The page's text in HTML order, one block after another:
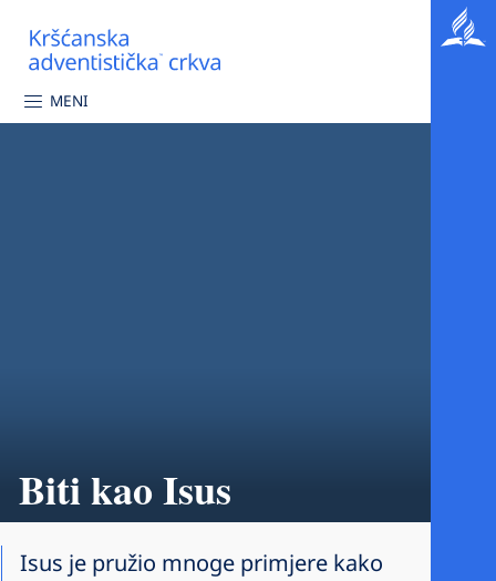
MENI
Biti kao Isus
Isus je pružio mnoge primjere kako